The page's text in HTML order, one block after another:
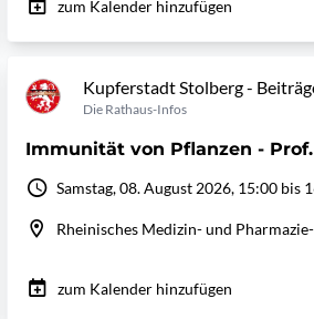
zum Kalender hinzufügen
Kupferstadt Stolberg -
Die Rathaus-Infos
Immunität von Pflanzen -
Samstag, 08. August 2026, 15:00 bis
Rheinisches Medizin- und
zum Kalender hinzufügen